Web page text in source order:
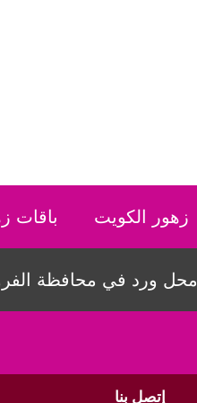
زهور الكويت باقات
محل ورد في محافظة
إتصل بنا